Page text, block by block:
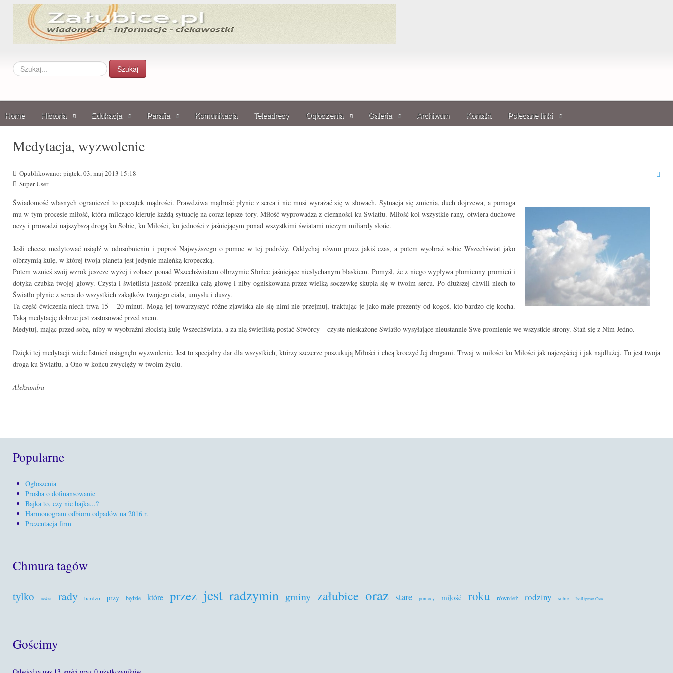
Szukaj... Szukaj
Home Historia Edukacja Parafia Komunikacja Teleadresy Ogłoszenia Galeria Archiwum Kontakt Polecane linki
Medytacja, wyzwolenie
Opublikowano: piątek, 03, maj 2013 15:18
Super User
Świadomość własnych ograniczeń to początek mądrości. Prawdziwa mądrość płynie z serca i nie musi wyrażać się w słowach. Sytuacja się zmienia, duch dojrzewa, a pomaga
mu w tym procesie miłość, która milcząco kieruje każdą sytuację na coraz lepsze tory. Miłość wyprowadza z ciemności ku Światłu. Miłość koi wszystkie rany, otwiera duchowe
oczy i prowadzi najszybszą drogą ku Sobie, ku Miłości, ku jedności z jaśniejącym ponad wszystkimi światami niczym miliardy słońc.
Jeśli chcesz medytować usiądź w odosobnieniu i poproś Najwyższego o pomoc w tej podróży. Oddychaj równo przez jakiś czas, a potem wyobraź sobie Wszechświat jako
olbrzymią kulę, w której twoja planeta jest jedynie maleńką kropeczką.
Potem wznieś swój wzrok jeszcze wyżej i zobacz ponad Wszechświatem olbrzymie Słońce jaśniejące niesłychanym blaskiem. Pomyśl, że z niego wypływa płomienny promień i
dotyka czubka twojej głowy. Czysta i świetlista jasność przenika całą głowę i niby ogniskowana przez wielką soczewkę skupia się w twoim sercu. Po dłuższej chwili niech to
Światło płynie z serca do wszystkich zakątków twojego ciała, umysłu i duszy.
Ta część ćwiczenia niech trwa 15 – 20 minut. Mogą jej towarzyszyć różne zjawiska ale się nimi nie przejmuj, traktując je jako małe prezenty od kogoś, kto bardzo cię kocha.
Taką medytację dobrze jest zastosować przed snem.
Medytuj, mając przed sobą, niby w wyobraźni złocistą kulę Wszechświata, a za nią świetlistą postać Stwórcy – czyste nieskażone Światło wysyłające nieustannie Swe promienie we wszystkie strony. Stań się z Nim Jedno.
Dzięki tej medytacji wiele Istnień osiągnęło wyzwolenie. Jest to specjalny dar dla wszystkich, którzy szczerze poszukują Miłości i chcą kroczyć Jej drogami. Trwaj w miłości ku Miłości jak najczęściej i jak najdłużej. To jest twoja
droga ku Światłu, a Ono w końcu zwycięży w twoim życiu.
Aleksandra
Popularne
Ogłoszenia
Prośba o dofinansowanie
Bajka to, czy nie bajka...?
Harmonogram odbioru odpadów na 2016 r.
Prezentacja firm
Chmura tagów
tylko można rady bardzo przy będzie które przez jest radzymin gminy załubice oraz stare pomocy miłość roku również rodziny sobie JoelLipman.Com
Gościmy